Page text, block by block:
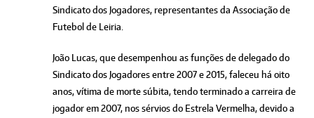
Sindicato dos Jogadores, representantes da Associação de
Futebol de Leiria.
João Lucas, que desempenhou as funções de delegado do
Sindicato dos Jogadores entre 2007 e 2015, faleceu há oito
anos, vítima de morte súbita, tendo terminado a carreira de
jogador em 2007, nos sérvios do Estrela Vermelha, devido a